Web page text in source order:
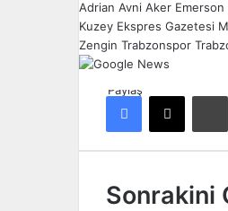
Adrian Avni Aker Emerson
Kuzey Ekspres Gazetesi
Zengin Trabzonspor
Paylaş
Sonrakini